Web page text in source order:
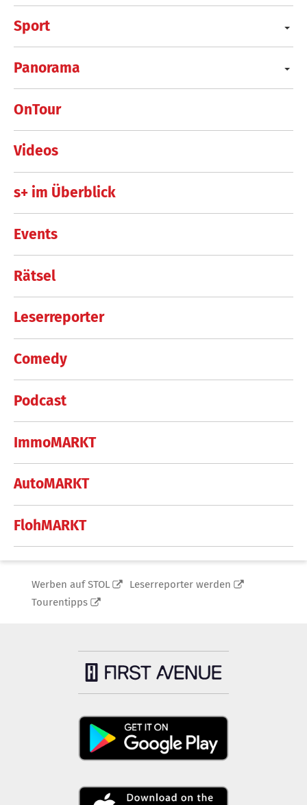
Sport
Panorama
OnTour
Videos
s+ im Überblick
Events
Rätsel
Leserreporter
Comedy
Podcast
ImmoMARKT
AutoMARKT
FlohMARKT
Werben auf STOL
Leserreporter werden
Tourentipps